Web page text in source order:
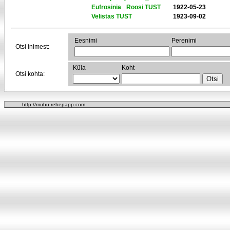
Eufrosinia _Roosi TUST
1922-05-23
Velistas TUST
1923-09-02
Otsi inimest:
Eesnimi Perenimi
Otsi kohta:
Küla Koht
http://muhu.rehepapp.com